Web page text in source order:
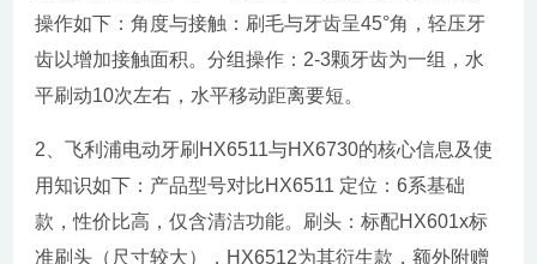
操作如下：角度与接触：刷毛与牙齿呈45°角，轻压牙
齿以增加接触面积。分组操作：2-3颗牙齿为一组，水
平刷动10次左右，水平移动距离要短。
2、飞利浦电动牙刷HX6511与HX6730的核心信息及使
用知识如下：产品型号对比HX6511 定位：6系基础
款，性价比高，仅含清洁功能。刷头：标配HX601x标
准刷头（尺寸较大），HX6512为其衍生款，额外附赠